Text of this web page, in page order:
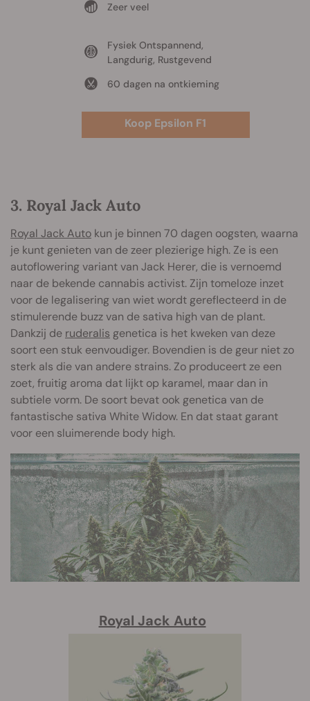
Zeer veel
Fysiek Ontspannend,
Langdurig, Rustgevend
60 dagen na ontkieming
Koop Epsilon F1
3. Royal Jack Auto
Royal Jack Auto kun je binnen 70 dagen oogsten, waarna
je kunt genieten van de zeer plezierige high. Ze is een
autoflowering variant van Jack Herer, die is vernoemd
naar de bekende cannabis activist. Zijn tomeloze inzet
voor de legalisering van wiet wordt gereflecteerd in de
stimulerende buzz van de sativa high van de plant.
Dankzij de ruderalis genetica is het kweken van deze
soort een stuk eenvoudiger. Bovendien is de geur niet zo
sterk als die van andere strains. Zo produceert ze een
zoet, fruitig aroma dat lijkt op karamel, maar dan in
subtiele vorm. De soort bevat ook genetica van de
fantastische sativa White Widow. En dat staat garant
voor een sluimerende body high.
Royal Jack Auto